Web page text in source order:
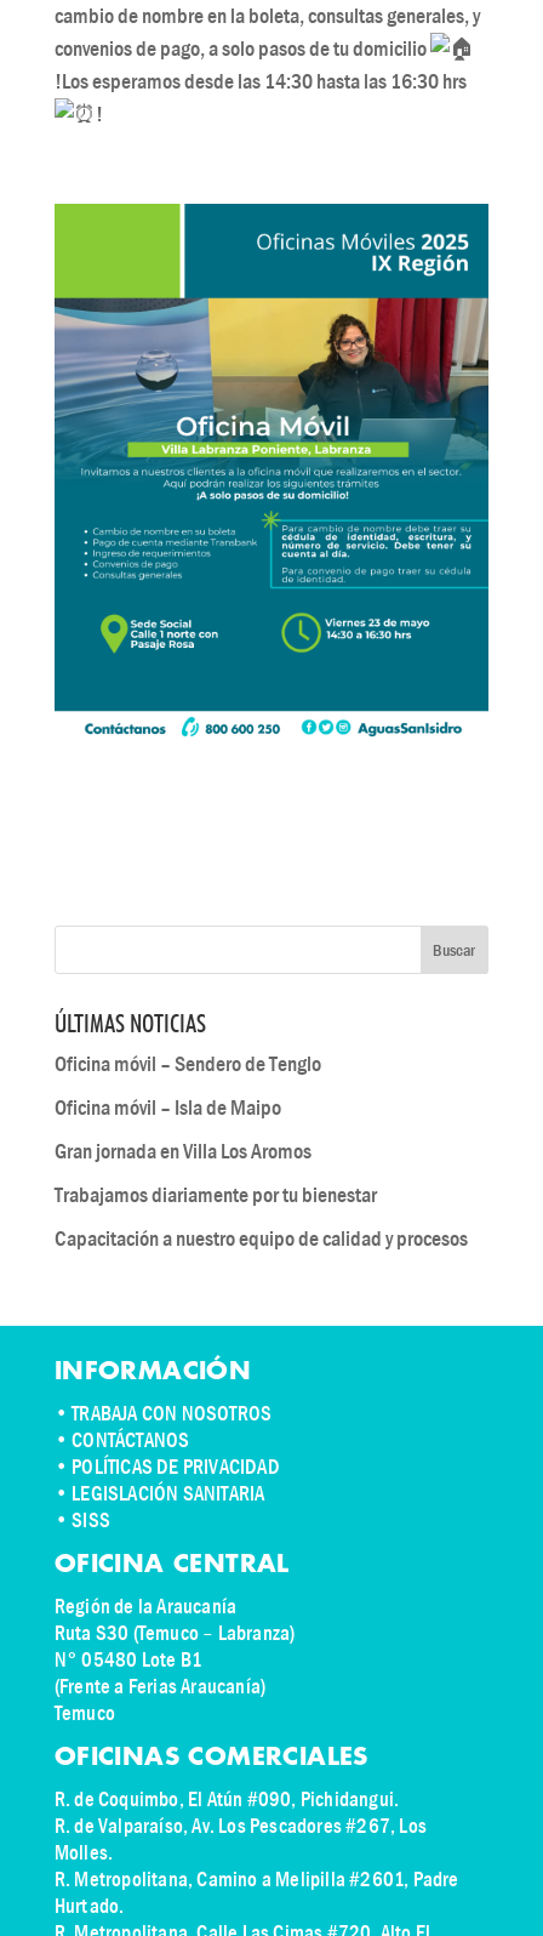
cambio de nombre en la boleta, consultas generales, y
convenios de pago, a solo pasos de tu domicilio
!Los esperamos desde las 14:30 hasta las 16:30 hrs
!
ÚLTIMAS NOTICIAS
Oficina móvil – Sendero de Tenglo
Oficina móvil – Isla de Maipo
Gran jornada en Villa Los Aromos
Trabajamos diariamente por tu bienestar
Capacitación a nuestro equipo de calidad y procesos
INFORMACIÓN
•TRABAJA CON NOSOTROS
•CONTÁCTANOS
• POLÍTICAS DE PRIVACIDAD
• LEGISLACIÓN SANITARIA
• SISS
OFICINA CENTRAL
Región de la Araucanía
Ruta S30 (Temuco – Labranza)
N° 05480 Lote B1
(Frente a Ferias Araucanía)
Temuco
OFICINAS COMERCIALES
R. de Coquimbo, El Atún #090, Pichidangui.
R. de Valparaíso, Av. Los Pescadores #267, Los
Molles.
R. Metropolitana, Camino a Melipilla #2601, Padre
Hurtado.